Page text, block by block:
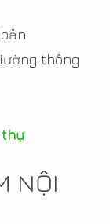
thông
thự
NỘI